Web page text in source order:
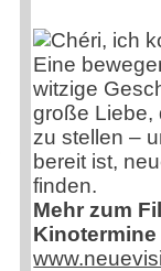
Eine
witzige
große Liebe,
zu stellen –
bereit ist,
finden.
Mehr zum